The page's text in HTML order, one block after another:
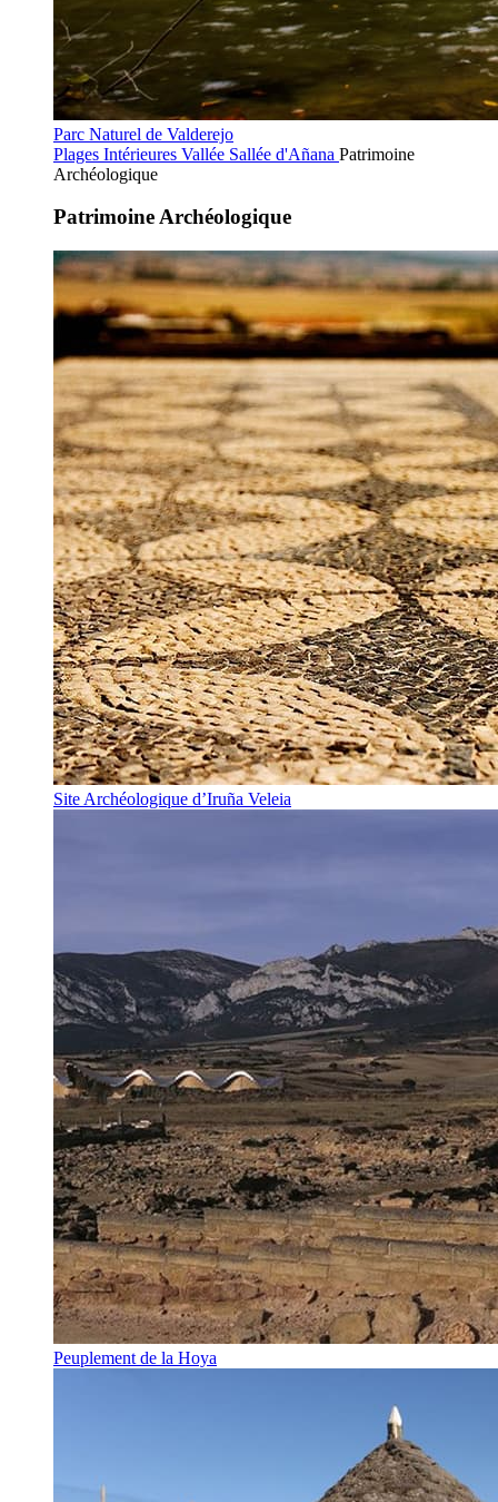
Parc Naturel de Valderejo
Plages Intérieures Vallée Sallée d'Añana Patrimoine
Archéologique
Patrimoine Archéologique
Site Archéologique d’Iruña Veleia
Peuplement de la Hoya